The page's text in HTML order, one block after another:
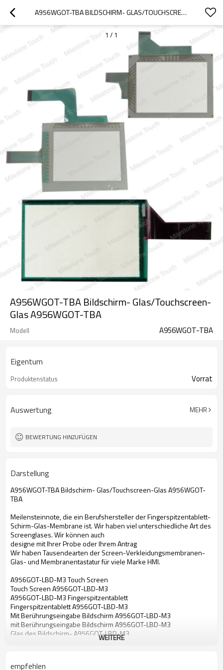
A956WGOT-TBA BILDSCHIRM- GLAS/TOUCHSCREEN-GLAS A956WGOT-TBA
1 / 1
A956WGOT-TBA Bildschirm- Glas/Touchscreen-
Glas A956WGOT-TBA
Modell A956WGOT-TBA
Eigentum
Produktenstatus Vorrat
Auswertung MEHR
BEWERTUNG HINZUFÜGEN
Darstellung
A956WGOT-TBA Bildschirm- Glas/Touchscreen-Glas A956WGOT-
TBA
Meilensteinnote, die ein Berufshersteller der Fingerspitzentablett-
Schirm-Glas-Membrane ist. Wir haben viel unterschiedliche Art des
Screenglases. Wir können auch
designe mit Ihrer Probe oder Ihrem Antrag
Wir haben Tausendearten der Screen-Verkleidungsmembranen-
Glas- und Membranentastatur für viele Marke HMI.
A956GOT-LBD-M3 Touch Screen
Touch Screen A956GOT-LBD-M3
A956GOT-LBD-M3 Fingerspitzentablett
Fingerspitzentablett A956GOT-LBD-M3
Mit Berührungseingabe Bildschirm A956GOT-LBD-M3
mit Berührungseingabe Bildschirm A956GOT-LBD-M3
Glas des Bildschirm- A956GOT-LBD-M3
Bildschirm- Glas A956GOT-LBD-M3
WEITERE
empfehlen